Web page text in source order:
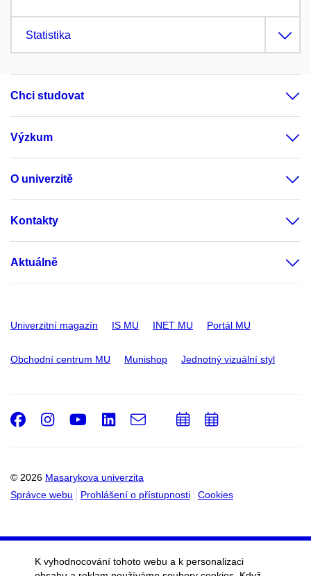
Statistika
Chci studovat
Výzkum
O univerzitě
Kontakty
Aktuálně
Univerzitní magazín IS MU INET MU Portál MU
Obchodní centrum MU Munishop Jednotný vizuální styl
© 2026 Masarykova univerzita
Správce webu
Prohlášení o přístupnosti Cookies
Facebook
Instagram
Youtube
LinkedIn
e-
PřidatPřidat
K vyhodnocování tohoto webu a k personalizaci